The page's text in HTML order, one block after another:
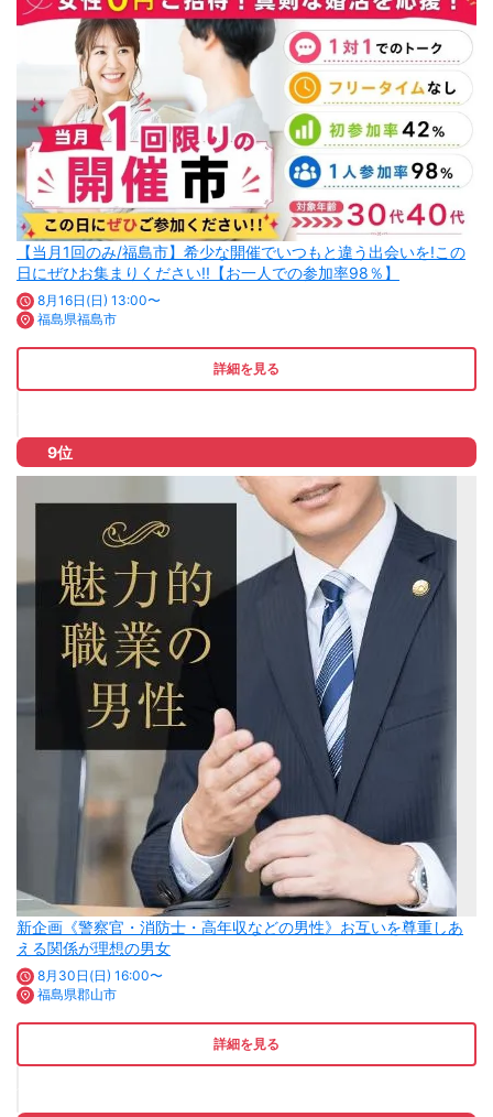
【当月1回のみ/福島市】希少な開催でいつもと違う出会いを!この
日にぜひお集まりください!!【お一人での参加率98％】
8月16日(日) 13:00〜
福島県福島市
詳細を見る
9位
新企画《警察官・消防士・高年収などの男性》お互いを尊重しあ
える関係が理想の男女
8月30日(日) 16:00〜
福島県郡山市
詳細を見る